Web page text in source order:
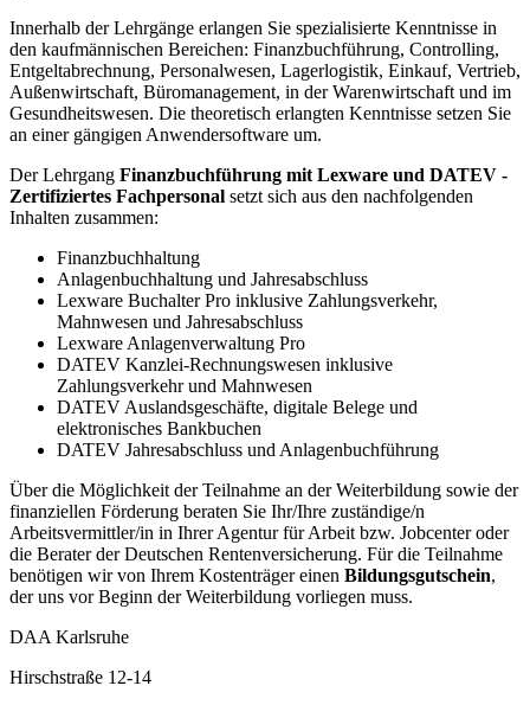
Innerhalb der Lehrgänge erlangen Sie spezialisierte Kenntnisse in
den kaufmännischen Bereichen: Finanzbuchführung, Controlling,
Entgeltabrechnung, Personalwesen, Lagerlogistik, Einkauf, Vertrieb,
Außenwirtschaft, Büromanagement, in der Warenwirtschaft und im
Gesundheitswesen. Die theoretisch erlangten Kenntnisse setzen Sie
an einer gängigen Anwendersoftware um.
Der Lehrgang Finanzbuchführung mit Lexware und DATEV -
Zertifiziertes Fachpersonal setzt sich aus den nachfolgenden
Inhalten zusammen:
Finanzbuchhaltung
Anlagenbuchhaltung und Jahresabschluss
Lexware Buchalter Pro inklusive Zahlungsverkehr,
Mahnwesen und Jahresabschluss
Lexware Anlagenverwaltung Pro
DATEV Kanzlei-Rechnungswesen inklusive
Zahlungsverkehr und Mahnwesen
DATEV Auslandsgeschäfte, digitale Belege und
elektronisches Bankbuchen
DATEV Jahresabschluss und Anlagenbuchführung
Über die Möglichkeit der Teilnahme an der Weiterbildung sowie der
finanziellen Förderung beraten Sie Ihr/Ihre zuständige/n
Arbeitsvermittler/in in Ihrer Agentur für Arbeit bzw. Jobcenter oder
die Berater der Deutschen Rentenversicherung. Für die Teilnahme
benötigen wir von Ihrem Kostenträger einen Bildungsgutschein,
der uns vor Beginn der Weiterbildung vorliegen muss.
DAA Karlsruhe
Hirschstraße 12-14